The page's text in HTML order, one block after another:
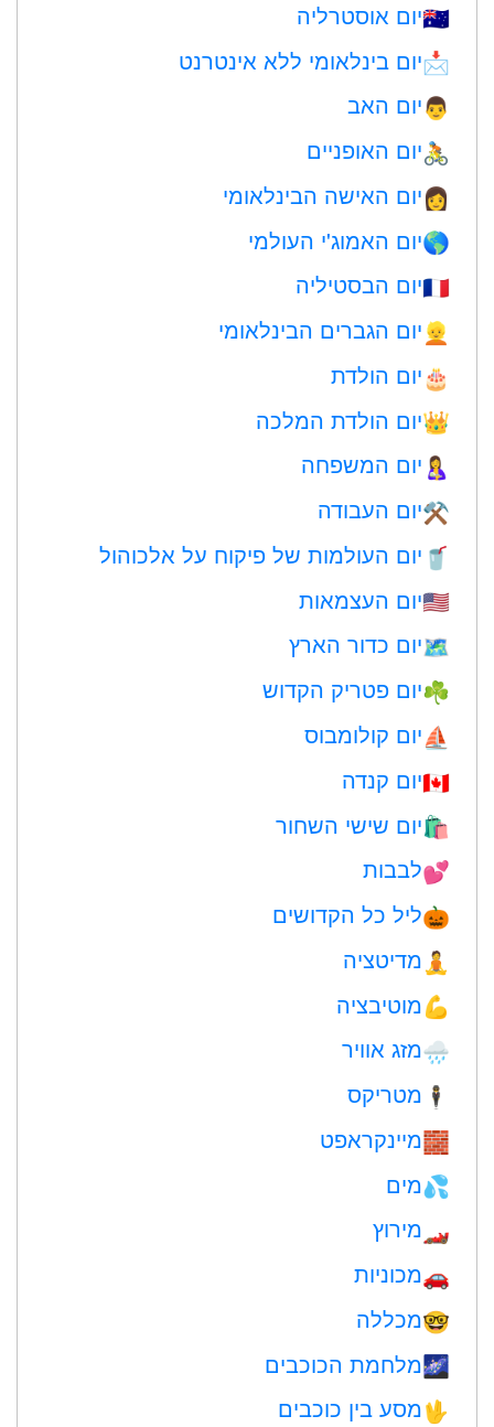
🇦🇺יום אוסטרליה
📩יום בינלאומי ללא אינטרנט
👨יום האב
🚴יום האופניים
👩יום האישה הבינלאומי
🌎יום האמוג'י העולמי
🇫🇷יום הבסטיליה
👱 יום הגברים הבינלאומי
🎂 יום הולדת
👑יום הולדת המלכה
🤱 יום המשפחה
⚒️יום העבודה
🥤 יום העולמות של פיקוח על אלכוהול
🇺🇸יום העצמאות
🗺️יום כדור הארץ
☘️יום פטריק הקדוש
⛵️יום קולומבוס
🇨🇦יום קנדה
🛍יום שישי השחור
💕לבבות
🎃ליל כל הקדושים
🧘 מדיטציה
💪מוטיבציה
🌧מזג אוויר
🕴️ מטריקס
🧱מיינקראפט
💦מים
🏎 מירוץ
🚗מכוניות
🤓מכללה
🌌מלחמת הכוכבים
🖖מסע בין כוכבים